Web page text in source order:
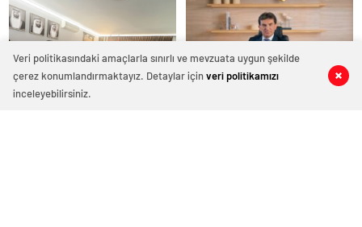
0 0
0 0
0 0
Veri politikasındaki amaçlarla sınırlı ve mevzuata uygun şekilde
çerez konumlandırmaktayız. Detaylar içinveri politikamızı
inceleyebilirsiniz.